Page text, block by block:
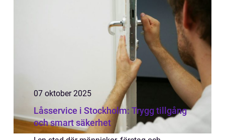
07 oktober 2025
Låsservice i Stockholm: Trygg tillgång
och smart säkerhet